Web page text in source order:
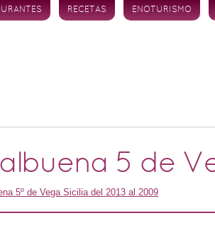
RECETAS ENOTURISMO
5 de
5º de Vega Sicilia del 2013 al 2009